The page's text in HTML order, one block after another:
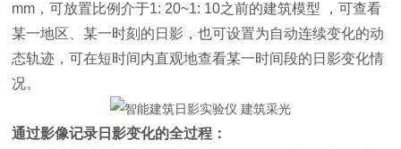
mm，可放置比例介于1: 20~1: 10之前的建筑模型 ，可查看
某一地区、某一时刻的日影，也可设置为自动连续变化的动
态轨迹，可在短时间内直观地查看某一时间段的日影变化情
况。
通过影像记录日影变化的全过程：